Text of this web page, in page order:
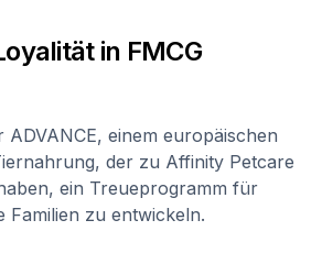
in FMCG
ADVANCE, einem europäischen
der zu Affinity Petcare
ein Treueprogramm für
Familien zu entwickeln.